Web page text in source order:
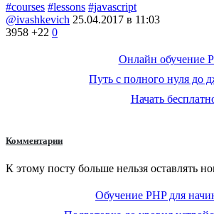
#courses #lessons #javascript
@ivashkevich 25.04.2017 в 11:03
3958 +22 0
Онлайн обучение
Путь с полного нуля до
Начать
Комментарии
К этому посту больше нельзя оставлять
Обучение PHP для